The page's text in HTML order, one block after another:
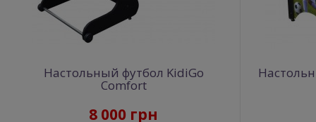
Настольный футбол KidiGo
Comfort
8 000 грн